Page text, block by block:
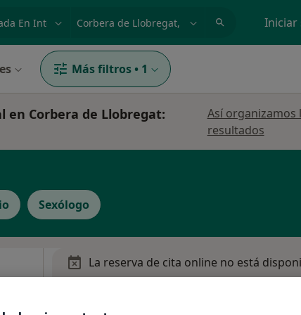
Iniciar
Más filtros • 1
en Corbera de Llobregat:
Así organizamos
resultados
Sexólogo
La reserva de cita online no está
Pedir una cita